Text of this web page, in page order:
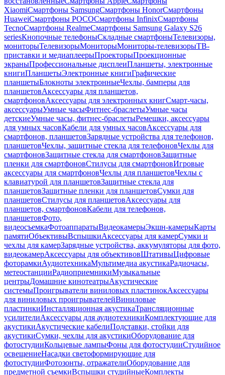
XiaomiСмартфоны SamsungСмартфоны HonorСмартфоны
HuaweiСмартфоны POCOСмартфоны InfinixСмартфоны
TecnoСмартфоны RealmeСмартфоны Samsung Galaxy S26
seriesКнопочные телефоныСкладные смартфоныТелевизоры,
мониторыТелевизорыМониторыМониторы-телевизорыТВ-
приставки и медиаплеерыПроекторыПроекционные
экраныПрофессиональные дисплеиПланшеты, электронные
книгиПланшетыЭлектронные книгиГрафические
планшетыБлокноты электронныеЧехлы, бамперы для
планшетовАксессуары для планшетов,
смартфоновАксессуары для электронных книгСмарт-часы,
аксессуарыУмные часыФитнес-браслетыУмные часы
детскиеУмные часы, фитнес-браслетыРемешки, аксессуары
для умных часовКабели для умных часовАксессуары для
смартфонов, планшетовЗарядные устройства для телефонов,
планшетовЧехлы, защитные стекла для телефоновЧехлы для
смартфоновЗащитные стекла для смартфоновЗащитные
пленки для смартфоновСтилусы для смартфоновИгровые
аксессуары для смартфоновЧехлы для планшетовЧехлы с
клавиатурой для планшетовЗащитные стекла для
планшетовЗащитные пленки для планшетовСумки для
планшетовСтилусы для планшетовАксессуары для
планшетов, смартфоновКабели для телефонов,
планшетовФото,
видеосъемкаФотоаппаратыВидеокамерыЭкшн-камерыКарты
памятиОбъективыВспышкиАксессуары для камерСумки и
чехлы для камерЗарядные устройства, аккумуляторы для фото,
видеокамерАксессуары для объективовШтативыЦифровые
фоторамкиАудиотехникаМультимедиа акустикаРадиочасы,
метеостанцииРадиоприемникиМузыкальные
центрыДомашние кинотеатрыАкустические
системыПроигрыватели виниловых пластинокАксессуары
для виниловых проигрывателейВиниловые
пластинкиИнсталляционная акустикаТрансляционные
усилителиАксессуары для аудиотехникиКомплектующие для
акустикиАкустические кабелиПодставки, стойки для
акустикиСумки, чехлы для акустикиОборудование для
фотостудииКольцевые лампыФоны для фотостудииСтудийное
освещениеНасадки светоформирующие для
фотостудииФотозонты, отражателиОборудование для
предметной съемкиВспышки студийныеКомплекты